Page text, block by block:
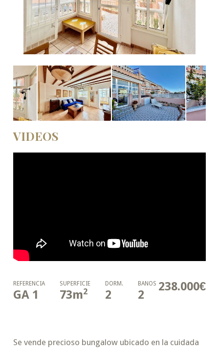
VIDEOS
238.000€
REFERENCIA
GA 1
SUPERFICIE
73m2
DORM.
2
BAÑOS
2
Se vende precioso bungalow ubicado en la cuidada